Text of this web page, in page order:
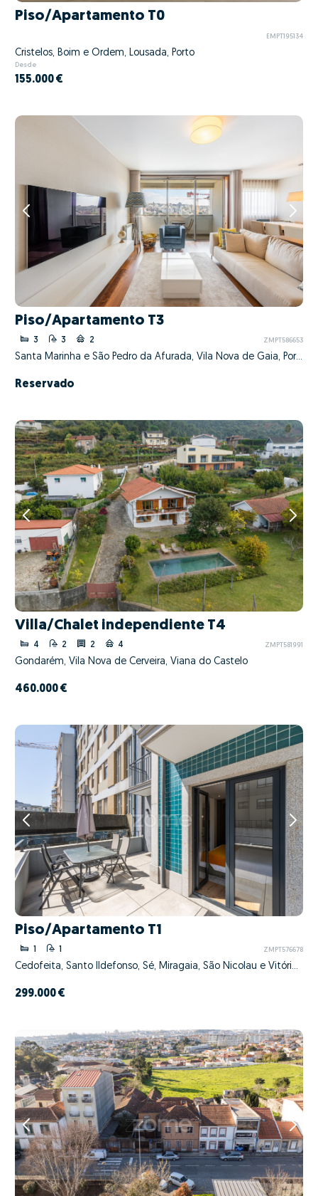
Piso/Apartamento T0
EMPT195134
Cristelos, Boim e Ordem, Lousada, Porto
Desde
155.000 €
Piso/Apartamento T3
3 3 2 ZMPT586653
Santa Marinha e São Pedro da Afurada, Vila Nova de Gaia, Porto
Reservado
Villa/Chalet independiente T4
4 2 2 4 ZMPT581991
Gondarém, Vila Nova de Cerveira, Viana do Castelo
460.000 €
Piso/Apartamento T1
1 1 ZMPT576678
Cedofeita, Santo Ildefonso, Sé, Miragaia, São Nicolau e Vitória, Porto, Porto
299.000 €